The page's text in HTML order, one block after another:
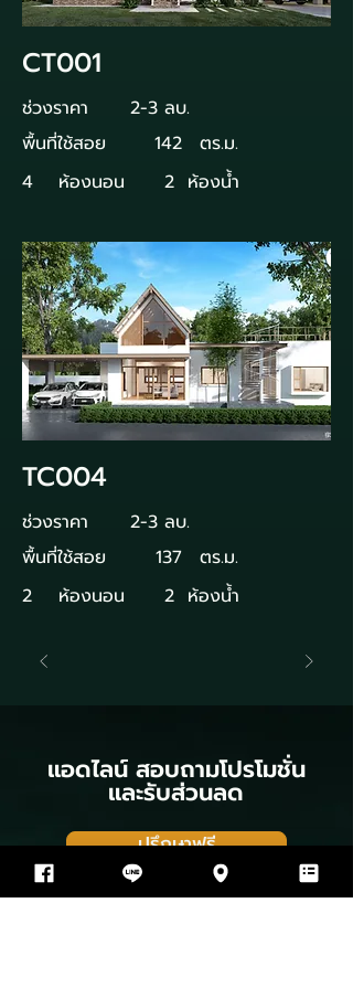
CT001
ช่วงราคา
พื้นที่ใช้สอย
2-3 ลบ.
142
ตร.ม.
4
ห้องนอน 2 ห้องน้ำ
TC004
ช่วงราคา
พื้นที่ใช้สอย
2-3 ลบ.
137
ตร.ม.
2
ห้องนอน 2 ห้องน้ำ
แอดไลน์ สอบถามโปรโมชั่น
และรับส่วนลด
ปรึกษาฟรี